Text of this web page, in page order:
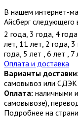
В нашем интернет-
Айсберг следующего
2 года, 3 года, 4 года
лет, 11 лет, 2 года, 3
года, 5 лет , 6 лет , 7
Оплата и доставка
Варианты доставки:
самовывоз или
Оплата: наличными
самовывозе),
Подробнее на